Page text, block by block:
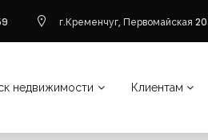
г.Кременчуг, Первомайская
недвижимости Клиентам